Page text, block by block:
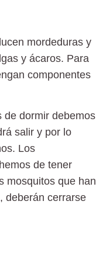
mordeduras y
y ácaros. Para
componentes
de dormir debemos
salir y por lo
Los
de tener
mosquitos que han
deberán cerrarse